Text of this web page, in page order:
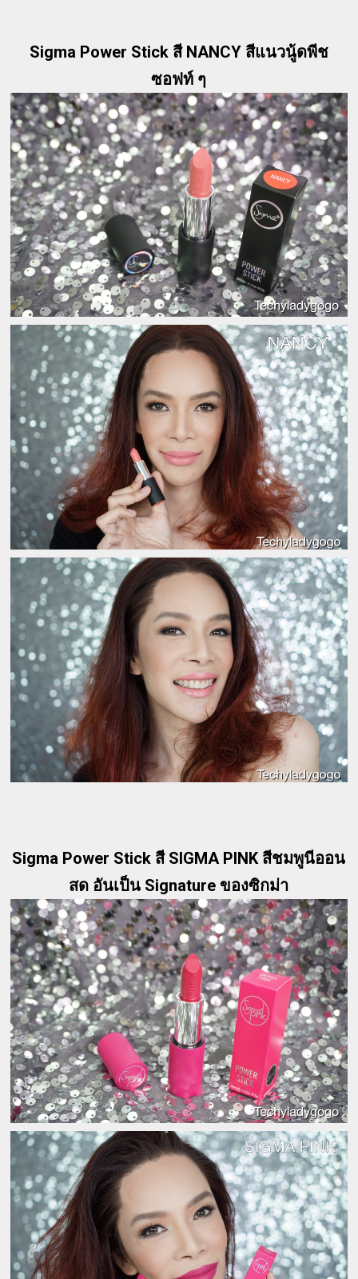
Sigma Power Stick สี NANCY สีแนวนู้ดพีช
ซอฟท์ ๆ
Sigma Power Stick สี SIGMA PINK สีชมพูนีออน
สด อันเป็น Signature ของซิกม่า